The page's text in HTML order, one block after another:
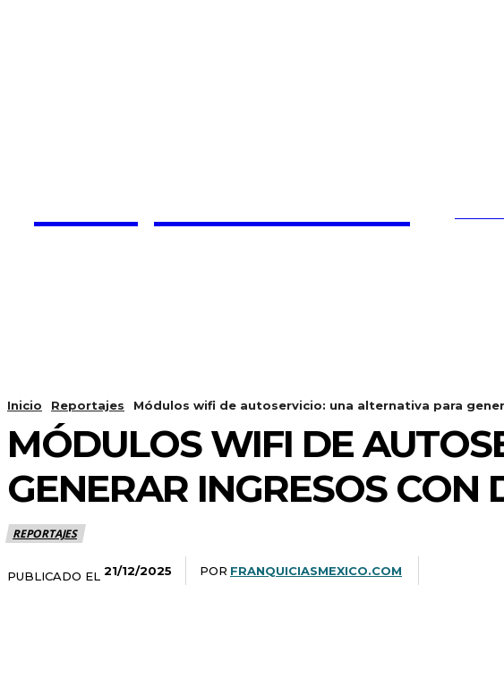
Inicio Reportajes Módulos wifi de autoservicio: una alternativa para
MÓDULOS WIFI DE
GENERAR INGRESOS
REPORTAJES
PUBLICADO EL 21/12/2025 POR FRANQUICIASMEXICO.COM